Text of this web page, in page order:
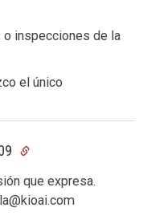
o inspecciones de la
el único
que expresa.